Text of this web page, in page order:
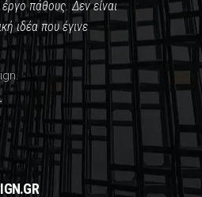
πάθους. Δεν είναι
ιδέα που έγινε